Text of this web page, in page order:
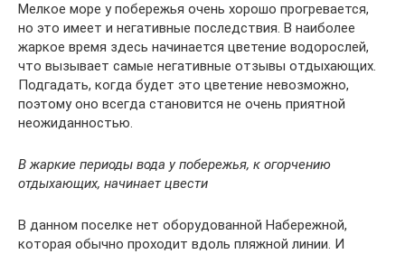
Мелкое море у побережья очень хорошо прогревается,
но это имеет и негативные последствия. В наиболее
жаркое время здесь начинается цветение водорослей,
что вызывает самые негативные отзывы отдыхающих.
Подгадать, когда будет это цветение невозможно,
поэтому оно всегда становится не очень приятной
неожиданностью.
В жаркие периоды вода у побережья, к огорчению
отдыхающих, начинает цвести
В данном поселке нет оборудованной Набережной,
которая обычно проходит вдоль пляжной линии. И